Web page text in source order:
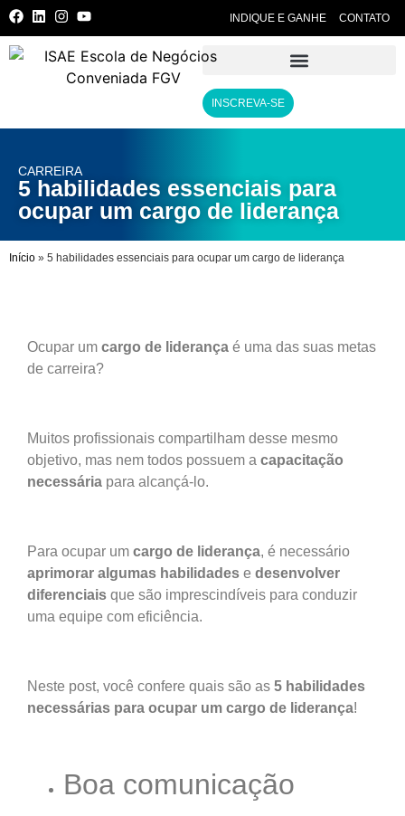
INDIQUE E GANHE CONTATO
INSCREVA-SE
CARREIRA
5 habilidades essenciais para
ocupar um cargo de liderança
Início » 5 habilidades essenciais para ocupar um cargo de liderança
Ocupar um cargo de liderança é uma das suas metas
de carreira?
Muitos profissionais compartilham desse mesmo
objetivo, mas nem todos possuem a capacitação
necessária para alcançá-lo.
Para ocupar um cargo de liderança, é necessário
aprimorar algumas habilidades e desenvolver
diferenciais que são imprescindíveis para conduzir
uma equipe com eficiência.
Neste post, você confere quais são as 5 habilidades
necessárias para ocupar um cargo de liderança!
Boa comunicação